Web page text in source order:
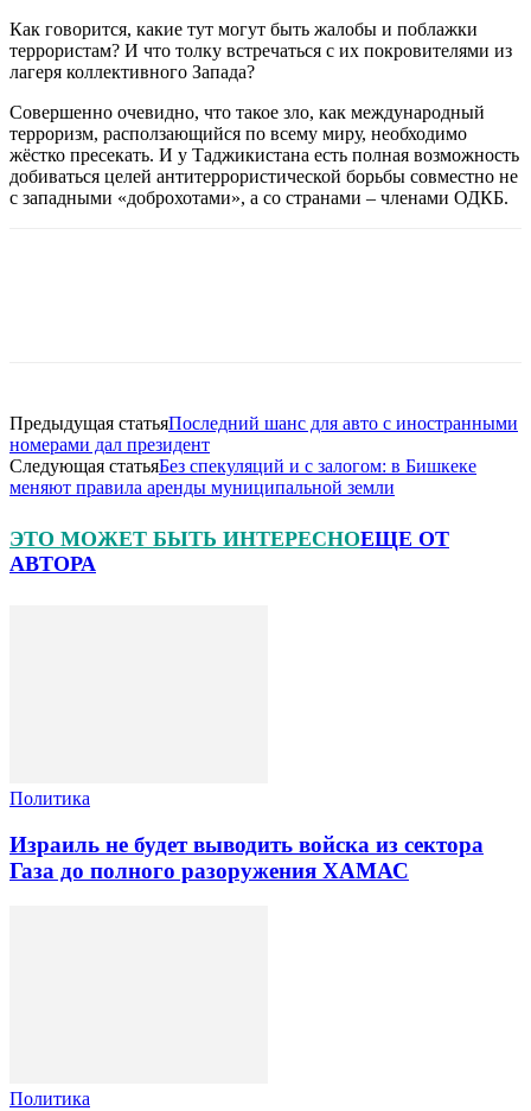
Как говорится, какие тут могут быть жалобы и поблажки
террористам? И что толку встречаться с их покровителями из
лагеря коллективного Запада?
Совершенно очевидно, что такое зло, как международный
терроризм, расползающийся по всему миру, необходимо
жёстко пресекать. И у Таджикистана есть полная возможность
добиваться целей антитеррористической борьбы совместно не
с западными «доброхотами», а со странами – членами ОДКБ.
Предыдущая статьяПоследний шанс для авто с иностранными
номерами дал президент
Следующая статьяБез спекуляций и с залогом: в Бишкеке
меняют правила аренды муниципальной земли
ЭТО МОЖЕТ БЫТЬ ИНТЕРЕСНОЕЩЕ ОТ
АВТОРА
Политика
Израиль не будет выводить войска из сектора
Газа до полного разоружения ХАМАС
Политика